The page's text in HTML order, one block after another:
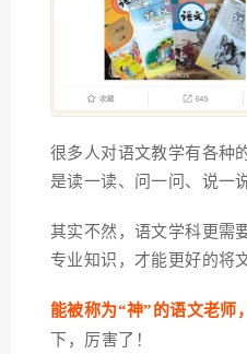
很多人对语文教学有各种
是读一读、问一问、说一
其实不然，语文学科更需
专业知识，才能更好的将
能被称为“神”的语文老师
下，厉害了！